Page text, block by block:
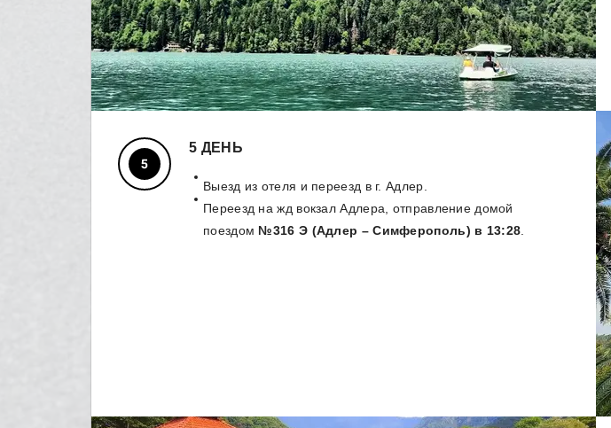
5 ДЕНЬ
Выезд из отеля и переезд в г. Адлер.
Переезд на жд вокзал Адлера, отправление домой
поездом №316 Э (Адлер – Симферополь) в 13:28